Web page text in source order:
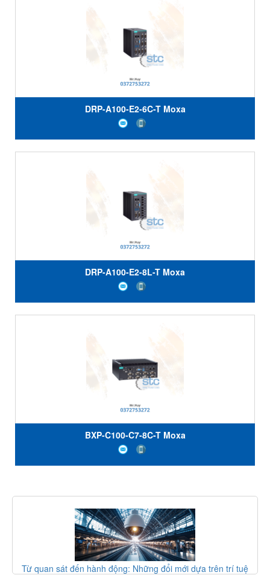
DRP-A100-E2-6C-T Moxa
DRP-A100-E2-8L-T Moxa
BXP-C100-C7-8C-T Moxa
đổi mới dựa trên trí tuệ
Giao thức vòng MRP (IEC